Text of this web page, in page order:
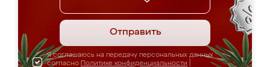
Отправить
Я соглашаюсь на передачу персональных данных
согласно Политике конфиденциальности